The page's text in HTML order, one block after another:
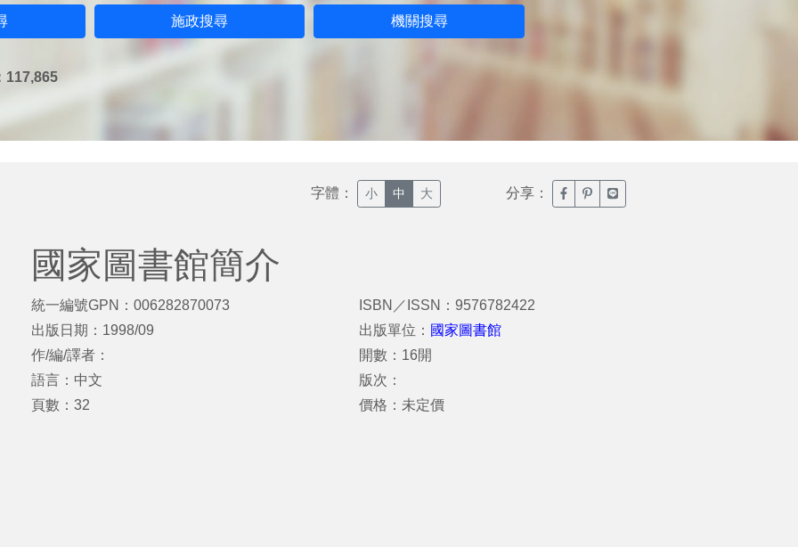
施政搜尋 機關搜尋
117,865
字體： 小 中 大 分享： 臉書分享(另開新視窗)
噗浪分享(另開新視窗)
Line分享(另開新視窗)
國家圖書館簡介
統一編號GPN：006282870073
出版日期：1998/09
作/編/譯者：
語言：中文
頁數：32
ISBN／ISSN：9576782422
出版單位： 國家圖書館
開數：16開
版次：
價格：未定價